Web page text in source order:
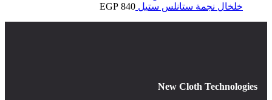
خلخال نجمة ستانلس ستيل EGP 840
New Cloth Technologies